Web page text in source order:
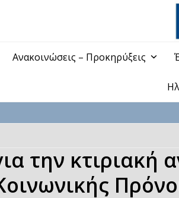
Ανακοινώσεις – Προκηρύξεις
την κτιριακή